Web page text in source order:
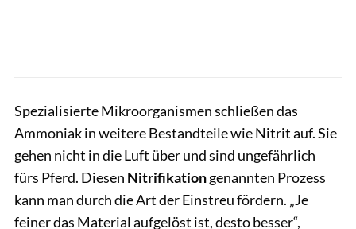
Spezialisierte Mikroorganismen schließen das
Ammoniak in weitere Bestandteile wie Nitrit auf. Sie
gehen nicht in die Luft über und sind ungefährlich
fürs Pferd. Diesen Nitrifikationgenannten Prozess
kann man durch die Art der Einstreu fördern. „Je
feiner das Material aufgelöst ist, desto besser“,